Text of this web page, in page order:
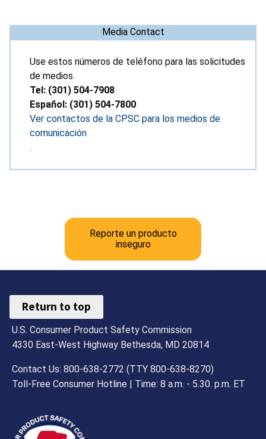
Media Contact
Use estos números de teléfono para las solicitudes
de medios.
Tel: (301) 504-7908
Español: (301) 504-7800
Ver contactos de la CPSC para los medios de
comunicación
.
Reporte un producto
inseguro
Return to top
U.S. Consumer Product Safety Commission
4330 East-West Highway Bethesda, MD 20814
Contact Us: 800-638-2772 (TTY 800-638-8270)
Toll-Free Consumer Hotline | Time: 8 a.m. - 5.30. p.m. ET